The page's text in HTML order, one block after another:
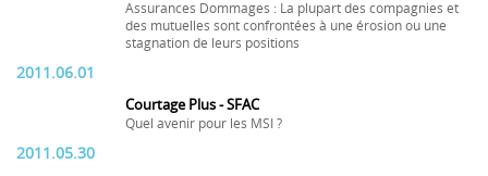
Assurances Dommages : La plupart des compagnies et
des mutuelles sont confrontées à une érosion ou une
stagnation de leurs positions
2011.06.01
Courtage Plus - SFAC
Quel avenir pour les MSI ?
2011.05.30